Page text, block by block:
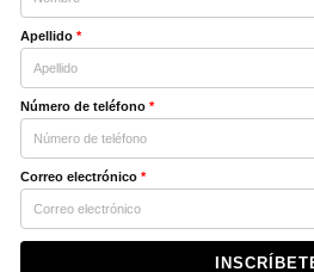
Apellido *
Número de teléfono *
Correo electrónico *